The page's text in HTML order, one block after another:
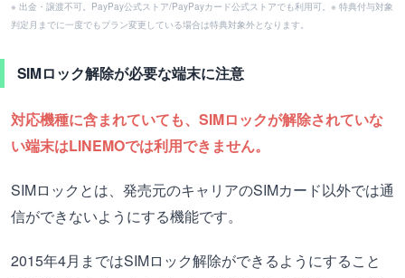
※ 出金・譲渡不可。PayPay公式ストア/PayPayカード公式ストアでも利用可。※ 特典付与対象
判定月までに一度でもプラン変更している場合は特典対象外となります。
SIMロック解除が必要な端末に注意
対応機種に含まれていても、SIMロックが解除されていな
い端末はLINEMOでは利用できません。
SIMロックとは、発売元のキャリアのSIMカード以外では通
信ができないようにする機能です。
2015年4月まではSIMロック解除ができるようにすること